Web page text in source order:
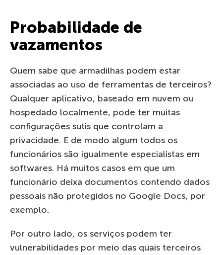
Probabilidade de
vazamentos
Quem sabe que armadilhas podem estar
associadas ao uso de ferramentas de terceiros?
Qualquer aplicativo, baseado em nuvem ou
hospedado localmente, pode ter muitas
configurações sutis que controlam a
privacidade. E de modo algum todos os
funcionários são igualmente especialistas em
softwares. Há muitos casos em que um
funcionário deixa documentos contendo dados
pessoais não protegidos no Google Docs, por
exemplo.
Por outro lado, os serviços podem ter
vulnerabilidades por meio das quais terceiros